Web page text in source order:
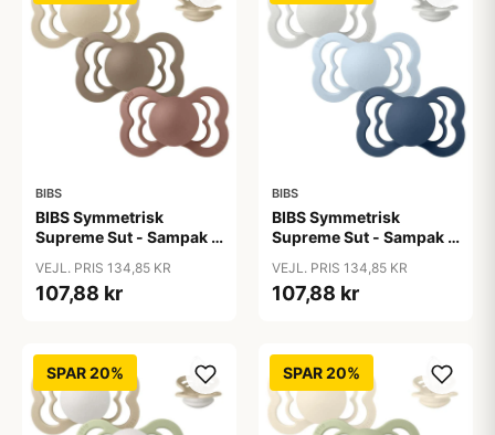
BIBS
BIBS Symmetrisk
Supreme Sut - Sampak -
Earth
VEJL. PRIS 134,85 KR
107,88 kr
BIBS
BIBS Symmetrisk
Supreme Sut - Sampak -
Storm
VEJL. PRIS 134,85 KR
107,88 kr
SPAR 20% SPAR 20%